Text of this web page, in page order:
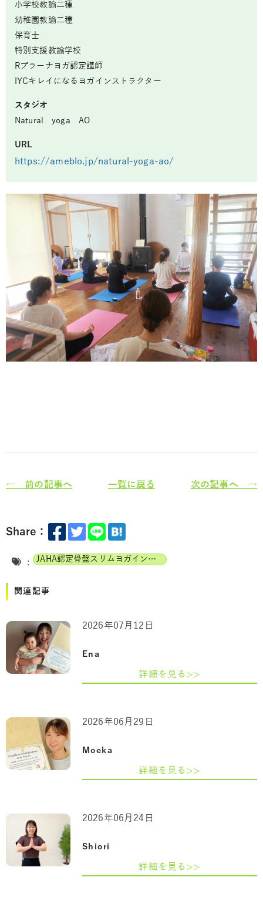
小学校教諭二種
幼稚園教諭二種
保育士
特別支援教諭学校
Rプラーナヨガ認定講師
IYCキレイになるヨガインストラクター
スタジオ
Natural yoga AO
URL
https://ameblo.jp/natural-yoga-ao/
← 前の記事へ 一覧に戻る 次の記事へ →
Share：
: JAHA認定骨盤スリムヨガインストラクター
関連記事
Ena
2026年07月12日
詳細を見る>>
Moeka
2026年06月29日
詳細を見る>>
Shiori
2026年06月24日
詳細を見る>>